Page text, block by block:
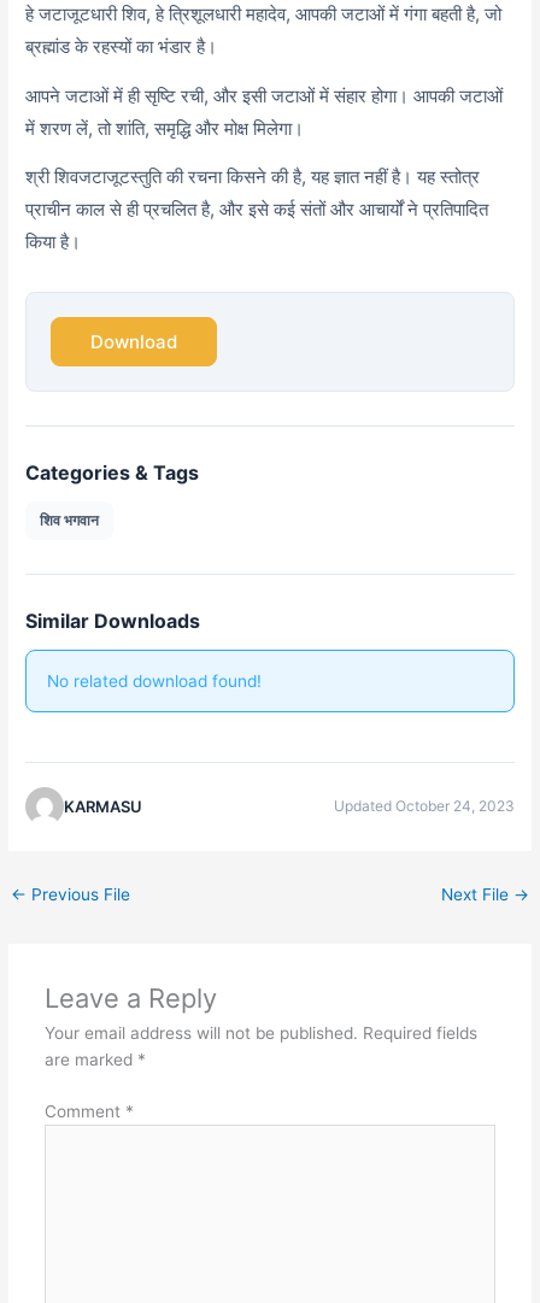
हे जटाजूटधारी शिव, हे त्रिशूलधारी महादेव, आपकी जटाओं में गंगा बहती है, जो
ब्रह्मांड के रहस्यों का भंडार है।
आपने जटाओं में ही सृष्टि रची, और इसी जटाओं में संहार होगा। आपकी जटाओं
में शरण लें, तो शांति, समृद्धि और मोक्ष मिलेगा।
श्री शिवजटाजूटस्तुति की रचना किसने की है, यह ज्ञात नहीं है। यह स्तोत्र
प्राचीन काल से ही प्रचलित है, और इसे कई संतों और आचार्यों ने प्रतिपादित
किया है।
Download
Categories & Tags
शिव भगवान
Similar Downloads
No related download found!
KARMASU Updated October 24, 2023
← Previous File Next File →
Leave a Reply
Your email address will not be published. Required fields
are marked *
Comment *